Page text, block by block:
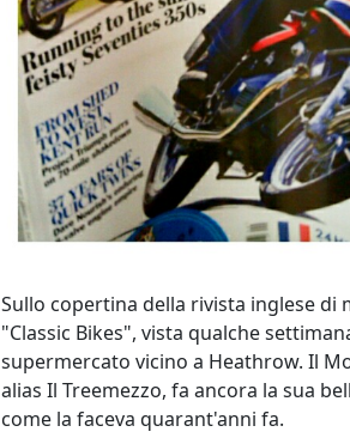
Sullo copertina della rivista inglese di
"Classic Bikes", vista qualche
supermercato vicino a Heathrow. Il
alias Il Treemezzo, fa ancora la sua
come la faceva quarant'anni fa.